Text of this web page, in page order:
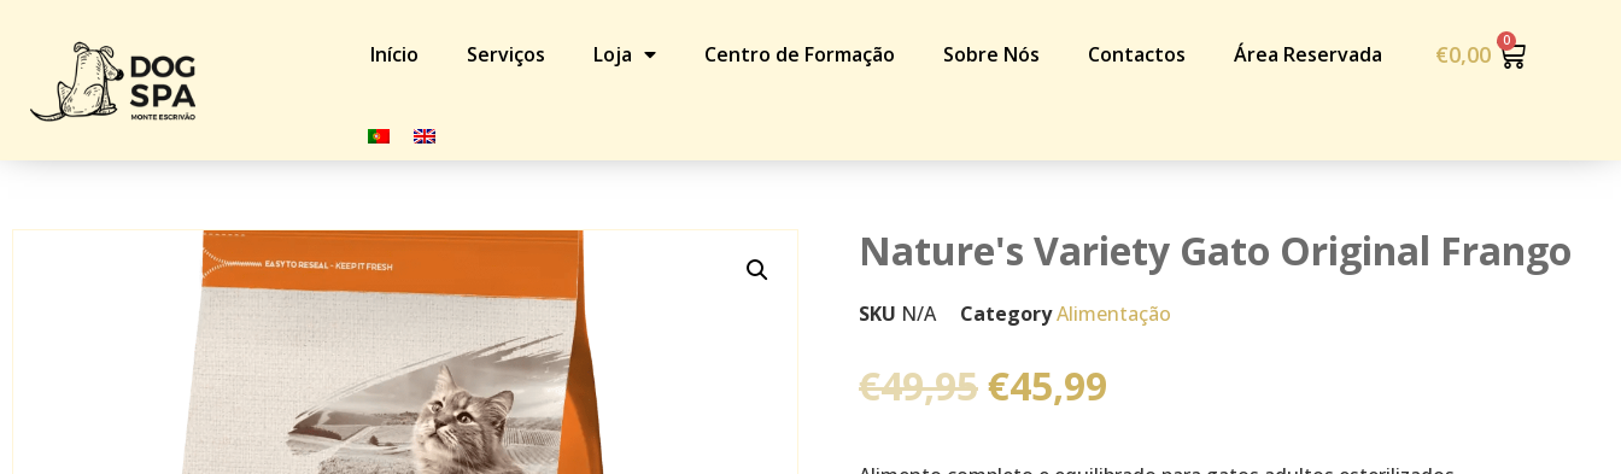
Início Serviços Loja Centro de Formação Sobre Nós Contactos Área Reservada €0,00
/ Nature’s Variety Gato Original Frango
Nature's Variety Gato Original Frango
SKU N/A CategoryAlimentação
€49,95€45,99